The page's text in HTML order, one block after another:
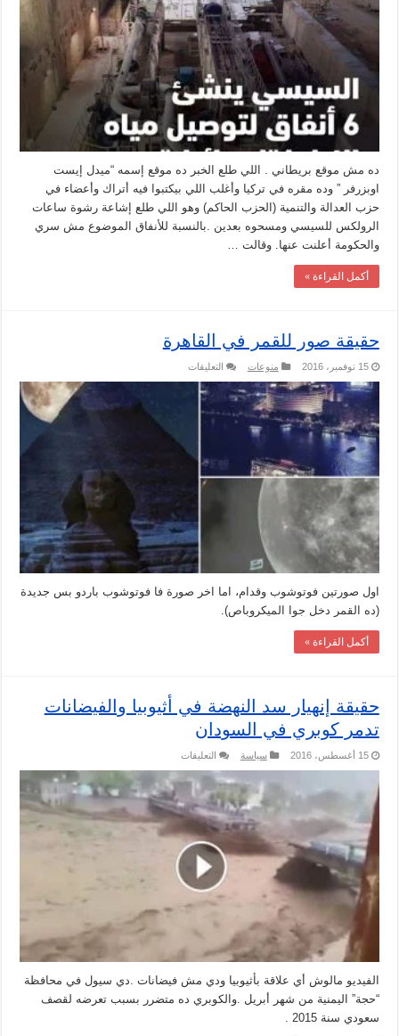
لنقل
مياة
النيل
لإسرائيل
مغلقة
ده مش موقع بريطاني . اللي طلع الخبر ده موقع إسمه “ميدل إيست
اوبزرفر ” وده مقره في تركيا وأغلب اللي بيكتبوا فيه أتراك وأعضاء في
حزب العدالة والتنمية (الحزب الحاكم) وهو اللي طلع إشاعة رشوة ساعات
الرولكس للسيسي ومسحوه بعدين .بالنسبة للأنفاق الموضوع مش سري
والحكومة أعلنت عنها. وقالت …
أكمل القراءة »
حقيقة صور للقمر في القاهرة
15 نوفمبر، 2016 منوعات التعليقات
القاهرة
مغلقة
اول صورتين فوتوشوب وقدام، اما اخر صورة فا فوتوشوب باردو بس جديدة
(ده القمر دخل جوا الميكروباص).
أكمل القراءة »
حقيقة إنهيار سد النهضة في أثيوبيا والفيضانات
تدمر كوبري في السودان
15 أغسطس، 2016 سياسة التعليقات
إنهيار
سد
النهضة
في
أثيوبيا
والفيضانات
كوبري
في
السودان
الفيديو مالوش أي علاقة بأثيوبيا ودي مش فيضانات .دي سيول في محافظة
“حجة” اليمنية من شهر أبريل .والكوبري ده متضرر بسبب تعرضه لقصف
سعودي سنة 2015 .